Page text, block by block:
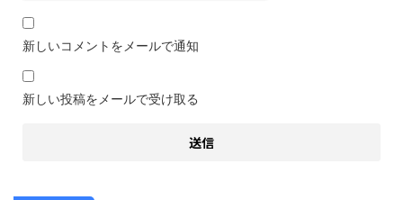
新しいコメントをメールで通知
新しい投稿をメールで受け取る